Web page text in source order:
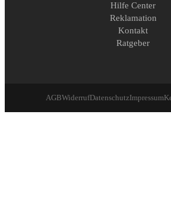
Hilfe Center
Reklamation
Kontakt
Ratgeber
AGBWiderrufDatenschutzImpressum